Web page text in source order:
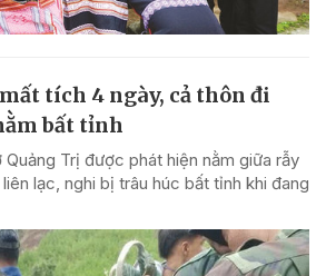
tích 4 ngày, cả thôn đi
bất tỉnh
Trị được phát hiện nằm giữa rẫy
lạc, nghi bị trâu húc bất tỉnh khi đang